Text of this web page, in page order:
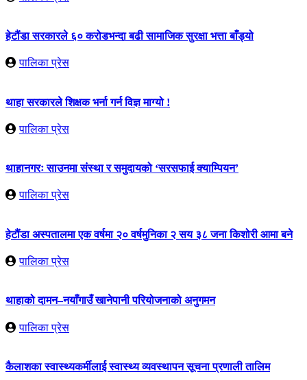
हेटौंडा सरकारले ६० करोडभन्दा बढी सामाजिक सुरक्षा भत्ता बाँड्यो
पालिका प्रेस
थाहा सरकारले शिक्षक भर्ना गर्न विज्ञ माग्यो !
पालिका प्रेस
थाहानगरः साउनमा संस्था र समुदायको ‘सरसफाई क्याम्पियन’
पालिका प्रेस
हेटौंडा अस्पतालमा एक वर्षमा २० वर्षमुनिका २ सय ३८ जना किशोरी आमा बने
पालिका प्रेस
थाहाको दामन–नयाँगाउँ खानेपानी परियोजनाको अनुगमन
पालिका प्रेस
कैलाशका स्वास्थ्यकर्मीलाई स्वास्थ्य व्यवस्थापन सूचना प्रणाली तालिम